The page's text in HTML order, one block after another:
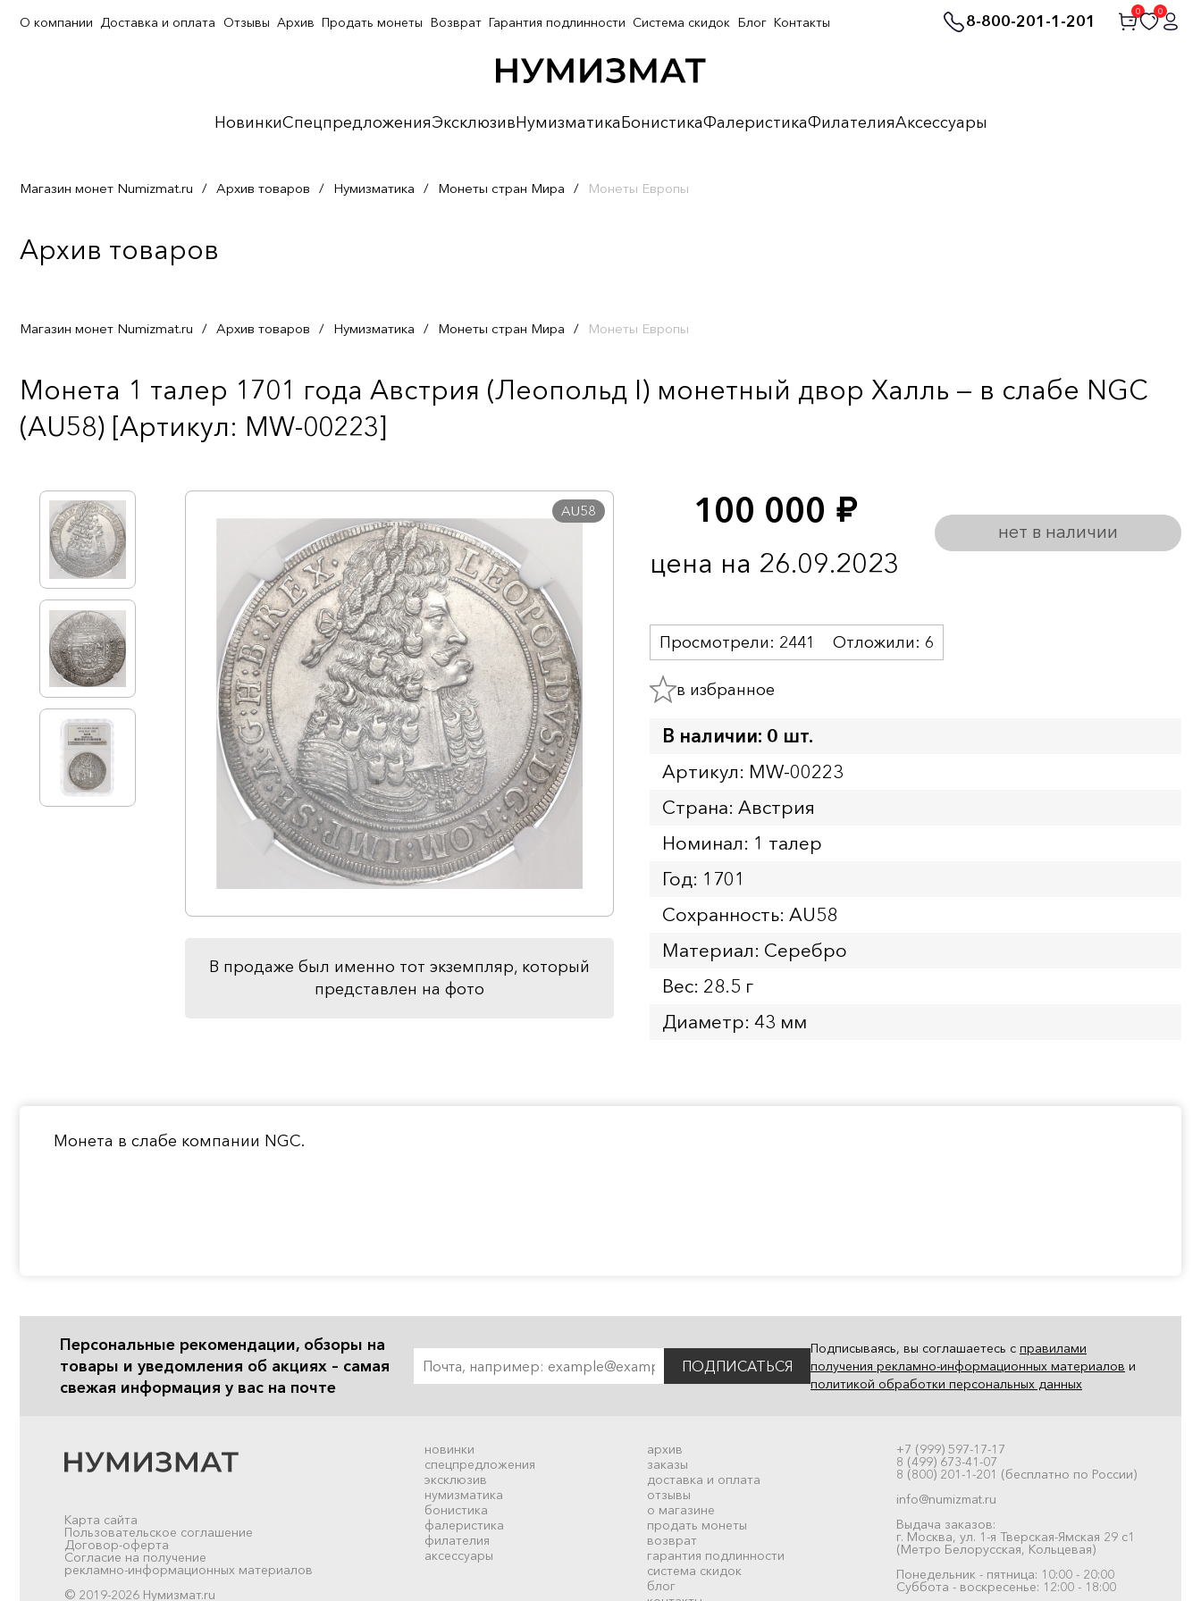
8-800-201-1-201
0 0
НовинкиСпецпредложенияЭксклюзивНумизматикаБонистикаФалеристикаФилателияАксессуары
О компании Доставка и оплата Отзывы Архив Продать монеты Возврат Гарантия подлинности Система скидок Блог Контакты
Магазин монет Numizmat.ru / Архив товаров / Нумизматика / Монеты стран Мира / Монеты Европы
Архив товаров
Магазин монет Numizmat.ru / Архив товаров / Нумизматика / Монеты стран Мира / Монеты Европы
Монета 1 талер 1701 года Австрия (Леопольд I) монетный двор Халль — в слабе NGC
(AU58) [Артикул: MW-00223]
AU58
В продаже был именно тот экземпляр, который
представлен на фото
100 000 руб.
цена на 26.09.2023
нет в наличии
Просмотрели: 2441 Отложили: 6
в избранное
В наличии: 0 шт.
Артикул: MW-00223
Страна: Австрия
Номинал: 1 талер
Год: 1701
Сохранность: AU58
Материал: Серебро
Вес: 28.5 г
Диаметр: 43 мм
Монета в слабе компании NGC.
Персональные рекомендации, обзоры на
товары и уведомления об акциях – самая
свежая информация у вас на почте
ПОДПИСАТЬСЯ
Подписываясь, вы соглашаетесь с правилами
получения рекламно-информационных материалов и
политикой обработки персональных данных
новинки
спецпредложения
эксклюзив
нумизматика
бонистика
фалеристика
филателия
аксессуары
архив
заказы
доставка и оплата
отзывы
о магазине
продать монеты
возврат
гарантия подлинности
система скидок
блог
+7 (999) 597-17-17
8 (499) 673-41-07
8 (800) 201-1-201 (бесплатно по России)
info@numizmat.ru
Выдача заказов:
г. Москва, ул. 1-я Тверская-Ямская 29 с1
(Метро Белорусская, Кольцевая)
Понедельник - пятница: 10:00 - 20:00
Суббота - воскресенье: 12:00 - 18:00
Карта сайта
Пользовательское соглашение
Договор-оферта
Согласие на получение
рекламно-информационных материалов
© 2019-2026 Нумизмат.ru